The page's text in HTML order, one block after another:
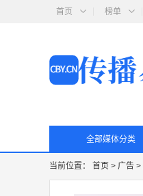
首页 榜单
全部媒体分类
当前位置： 首页 > 广告 >